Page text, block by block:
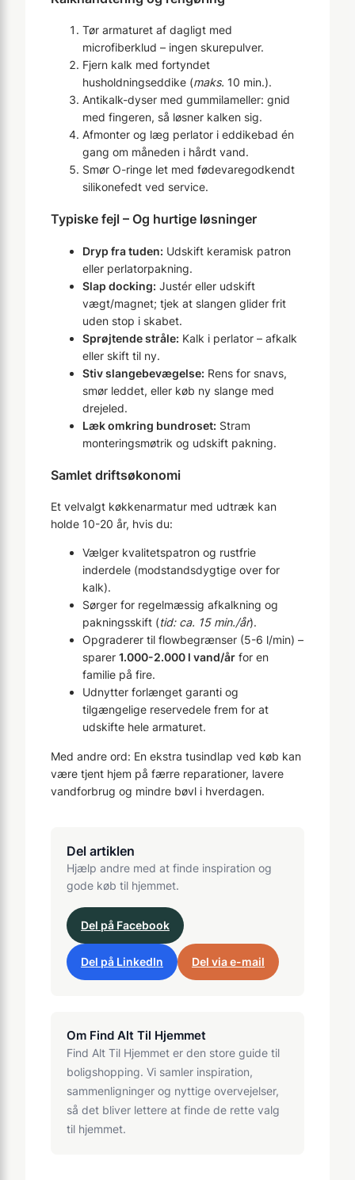
Tør armaturet af dagligt med
microfiberklud – ingen skurepulver.
Fjern kalk med fortyndet
husholdningseddike (maks. 10 min.).
Antikalk-dyser med gummilameller: gnid
med fingeren, så løsner kalken sig.
Afmonter og læg perlator i eddikebad én
gang om måneden i hårdt vand.
Smør O-ringe let med fødevaregodkendt
silikonefedt ved service.
Typiske fejl – Og hurtige løsninger
Dryp fra tuden: Udskift keramisk patron
eller perlatorpakning.
Slap docking: Justér eller udskift
vægt/magnet; tjek at slangen glider frit
uden stop i skabet.
Sprøjtende stråle: Kalk i perlator – afkalk
eller skift til ny.
Stiv slangebevægelse: Rens for snavs,
smør leddet, eller køb ny slange med
drejeled.
Læk omkring bundroset: Stram
monteringsmøtrik og udskift pakning.
Samlet driftsøkonomi
Et velvalgt køkkenarmatur med udtræk kan
holde 10-20 år, hvis du:
Vælger kvalitetspatron og rustfrie
inderdele (modstandsdygtige over for
kalk).
Sørger for regelmæssig afkalkning og
pakningsskift (tid: ca. 15 min./år).
Opgraderer til flowbegrænser (5-6 l/min) –
sparer 1.000-2.000 l vand/år for en
familie på fire.
Udnytter forlænget garanti og
tilgængelige reservedele frem for at
udskifte hele armaturet.
Med andre ord: En ekstra tusindlap ved køb kan
være tjent hjem på færre reparationer, lavere
vandforbrug og mindre bøvl i hverdagen.
Del artiklen
Hjælp andre med at finde inspiration og
gode køb til hjemmet.
Del på Facebook
Del på LinkedIn Del via e-mail
Om Find Alt Til Hjemmet
Find Alt Til Hjemmet er den store guide til
boligshopping. Vi samler inspiration,
sammenligninger og nyttige overvejelser,
så det bliver lettere at finde de rette valg
til hjemmet.